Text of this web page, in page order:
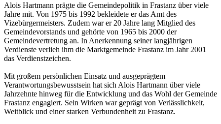
Alois Hartmann prägte die Gemeindepolitik in Frastanz über viele
Jahre mit. Von 1975 bis 1992 bekleidete er das Amt des
Vizebürgermeisters. Zudem war er 20 Jahre lang Mitglied des
Gemeindevorstands und gehörte von 1965 bis 2000 der
Gemeindevertretung an. In Anerkennung seiner langjährigen
Verdienste verlieh ihm die Marktgemeinde Frastanz im Jahr 2001
das Verdienstzeichen.
Mit großem persönlichen Einsatz und ausgeprägtem
Verantwortungsbewusstsein hat sich Alois Hartmann über viele
Jahrzehnte hinweg für die Entwicklung und das Wohl der Gemeinde
Frastanz engagiert. Sein Wirken war geprägt von Verlässlichkeit,
Weitblick und einer starken Verbundenheit zu Frastanz.